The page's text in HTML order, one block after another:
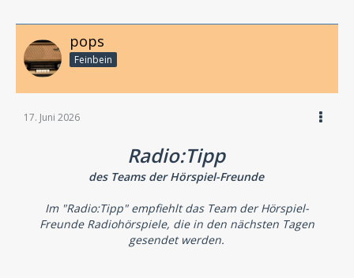
pops
Feinbein
17. Juni 2026
Radio:Tipp
des Teams der Hörspiel-Freunde
Im "Radio:Tipp" empfiehlt das Team der Hörspiel-
Freunde Radiohörspiele, die in den nächsten Tagen
gesendet werden.